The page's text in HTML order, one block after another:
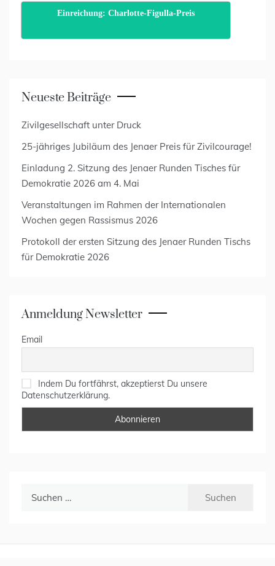
Einreichung: Charlotte-Figulla-Preis
Neueste Beiträge
Zivilgesellschaft unter Druck
25-jähriges Jubiläum des Jenaer Preis für Zivilcourage!
Einladung 2. Sitzung des Jenaer Runden Tisches für
Demokratie 2026 am 4. Mai
Veranstaltungen im Rahmen der Internationalen
Wochen gegen Rassismus 2026
Protokoll der ersten Sitzung des Jenaer Runden Tischs
für Demokratie 2026
Anmeldung Newsletter
Email
Indem Du fortfährst, akzeptierst Du unsere
Datenschutzerklärung.